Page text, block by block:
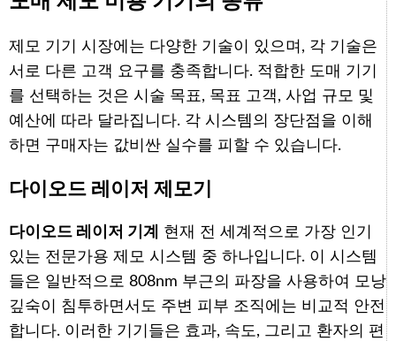
제모 기기 시장에는 다양한 기술이 있으며, 각 기술은
서로 다른 고객 요구를 충족합니다. 적합한 도매 기기
를 선택하는 것은 시술 목표, 목표 고객, 사업 규모 및
예산에 따라 달라집니다. 각 시스템의 장단점을 이해
하면 구매자는 값비싼 실수를 피할 수 있습니다.
다이오드 레이저 제모기
다이오드 레이저 기계
현재 전 세계적으로 가장 인기
있는 전문가용 제모 시스템 중 하나입니다. 이 시스템
들은 일반적으로 808nm 부근의 파장을 사용하여 모낭
깊숙이 침투하면서도 주변 피부 조직에는 비교적 안전
합니다. 이러한 기기들은 효과, 속도, 그리고 환자의 편